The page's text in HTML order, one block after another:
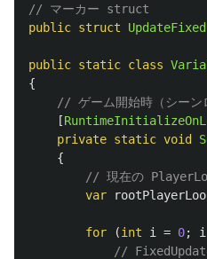
// マーカー struct
public struct
public static class
{
// ゲーム開始時（シー
[
private static void
{
// 現在の
var
for (int i = 0; i
//